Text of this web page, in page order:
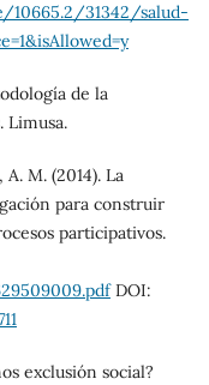
31342/salud-
de la
Limusa.
M. (2014). La
para construir
participativos.
DOI:
exclusión social?